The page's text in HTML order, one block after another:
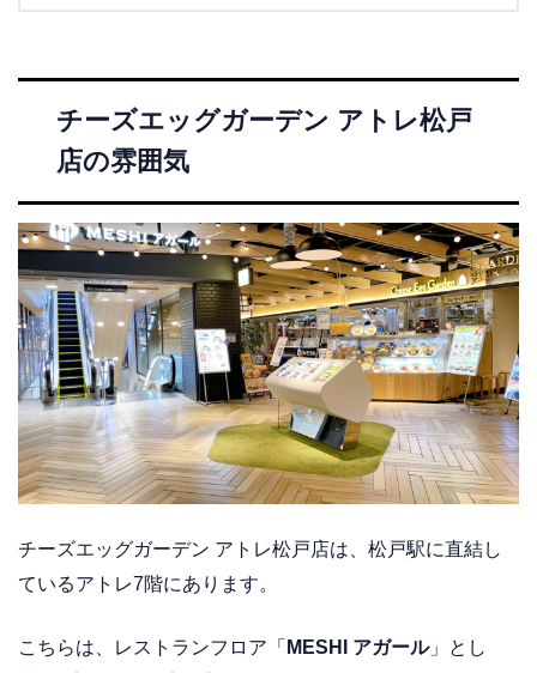
チーズエッグガーデン アトレ松戸
店の雰囲気
チーズエッグガーデン アトレ松戸店は、松戸駅に直結し
ているアトレ7階にあります。
こちらは、レストランフロア「 MESHI アガール」とし